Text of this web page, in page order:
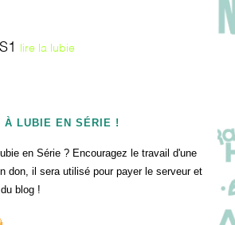
S1 lire la lubie
À LUBIE EN SÉRIE !
en Série ? Encouragez le travail d'une
don, il sera utilisé pour payer le serveur et
blog !